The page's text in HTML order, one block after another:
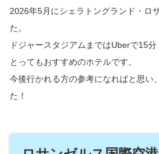
2026年5月にシェラトングランド・ロ
た。
ドジャースタジアムまではUberで15分
とってもおすすめのホテルです。
今後行かれる方の参考になればと思い
た！